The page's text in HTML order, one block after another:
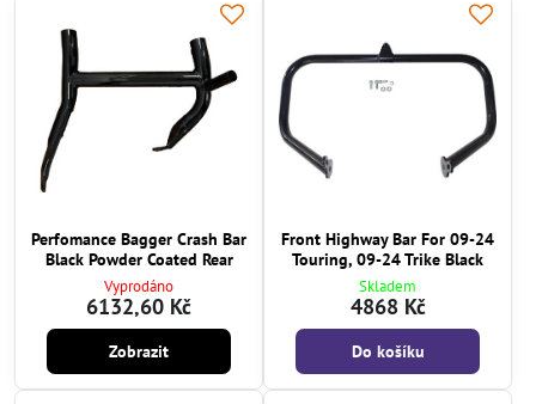
Perfomance Bagger Crash Bar
Black Powder Coated Rear
Vyprodáno
6132,60 Kč
Zobrazit
Front Highway Bar For 09-24
Touring, 09-24 Trike Black
Skladem
4868 Kč
Do košíku